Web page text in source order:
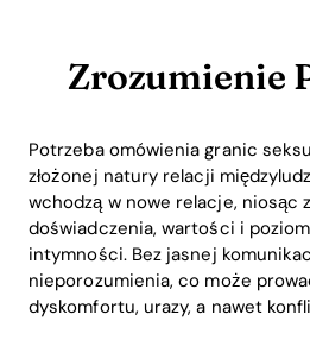
Zrozumienie
Potrzeba omówienia granic
złożonej natury relacji
wchodzą w nowe relacje, niosąc
doświadczenia, wartości i
intymności. Bez jasnej
nieporozumienia, co może
dyskomfortu, urazy, a nawet